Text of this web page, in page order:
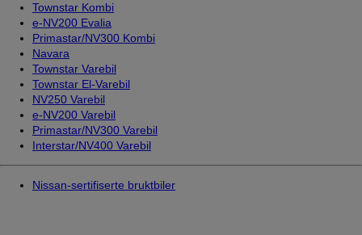
Townstar Kombi
e-NV200 Evalia
Primastar/NV300 Kombi
Navara
Townstar Varebil
Townstar El-Varebil
NV250 Varebil
e-NV200 Varebil
Primastar/NV300 Varebil
Interstar/NV400 Varebil
Nissan-sertifiserte bruktbiler